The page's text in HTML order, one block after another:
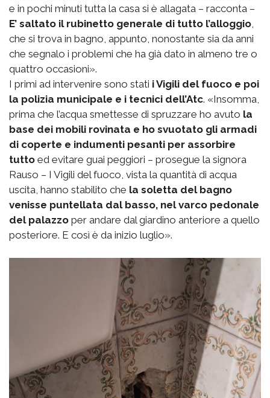
e in pochi minuti tutta la casa si è allagata – racconta –
E’ saltato il rubinetto generale di tutto l’alloggio
che si trova in bagno, appunto, nonostante sia da anni
che segnalo i problemi che ha già dato in almeno tre o
quattro occasioni».
I primi ad intervenire sono stati i Vigili del fuoco e poi
la polizia municipale e i tecnici dell’Atc. «Insomma,
prima che l’acqua smettesse di spruzzare ho avuto la
base dei mobili rovinata e ho svuotato gli armadi
di coperte e indumenti pesanti per assorbire
tutto ed evitare guai peggiori – prosegue la signora
Rauso – I Vigili del fuoco, vista la quantità di acqua
uscita, hanno stabilito che la soletta del bagno
venisse puntellata dal basso, nel varco pedonale
del palazzo per andare dal giardino anteriore a quello
posteriore. E così è da inizio luglio».